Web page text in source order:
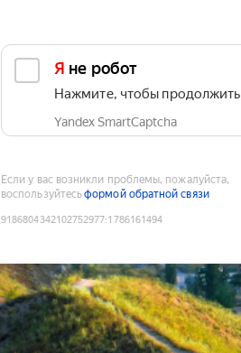
Я не робот
Нажмите, чтобы продолжить
Yandex SmartCaptcha
Если у вас возникли проблемы, пожалуйста,
воспользуйтесьформой обратной связи
9186804342102752977:1786161494